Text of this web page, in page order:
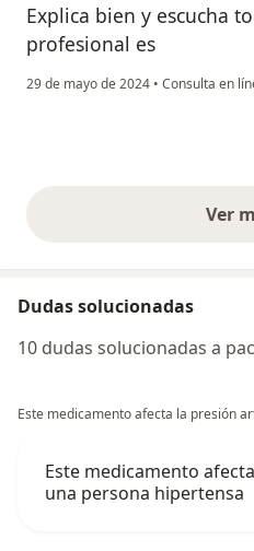
Explica bien y escucha
profesional es
29 de mayo de 2024 • Consulta en
Ver
Dudas solucionadas
10 dudas solucionadas a
Este medicamento afecta la presión
Este medicamento
una persona hipertensa